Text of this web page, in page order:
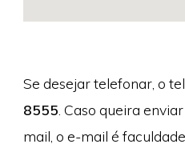
Se desejar telefonar, o
8555 . Caso queira
mail, o e-mail é